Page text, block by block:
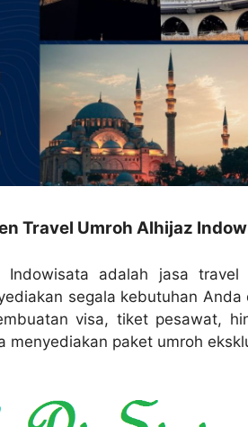
Travel Umroh Alhijaz
Indowisata adalah jasa
segala kebutuhan
visa, tiket pesawat,
menyediakan paket umroh